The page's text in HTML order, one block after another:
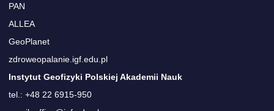
PAN
ALLEA
GeoPlanet
zdroweopalanie.igf.edu.pl
Instytut Geofizyki Polskiej Akademii Nauk
tel.: +48 22 6915-950